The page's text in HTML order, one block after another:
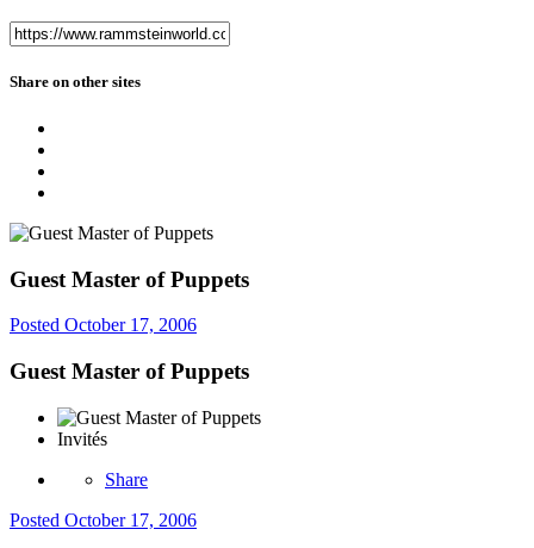
Share on other sites
Guest Master of Puppets
Posted October 17, 2006
Guest Master of Puppets
Invités
Share
Posted October 17, 2006